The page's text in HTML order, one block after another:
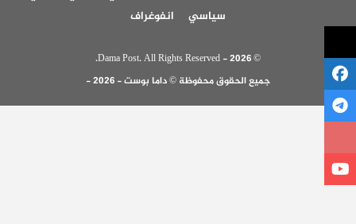
سياسي
انفوغراف
© 2026 - Dama Post. All Rights Reserved.
جميع الحقوق محفوظة © داما بوست - 2026 -